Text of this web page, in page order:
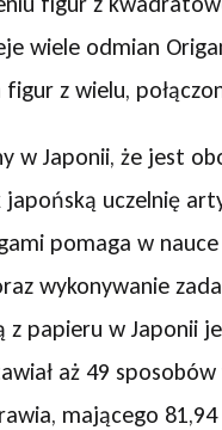
wiele odmian
z wielu,
w Japonii, że jest
uczelnię
pomaga w
wykonywanie
papieru w Japonii
aż 49
mającego